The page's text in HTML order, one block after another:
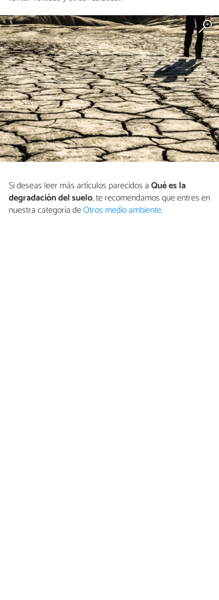
Si deseas leer más artículos parecidos aQué es la
degradación del suelo, te recomendamos que entres en
nuestra categoría deOtros medio ambiente.